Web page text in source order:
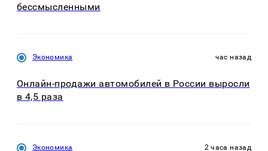
бессмысленными
Экономика час назад
Онлайн-продажи автомобилей в России выросли
в 4,5 раза
Экономика 2 часа назад